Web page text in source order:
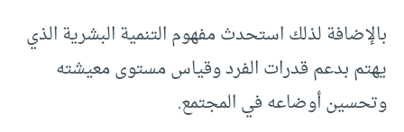
بالإضافة لذلك استحدث مفهوم التنمية البشرية الذي
يهتم بدعم قدرات الفرد وقياس مستوى معيشته
وتحسين أوضاعه في المجتمع.